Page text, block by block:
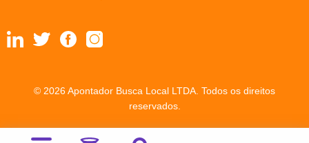
© 2026 Apontador Busca Local LTDA. Todos os direitos
reservados.